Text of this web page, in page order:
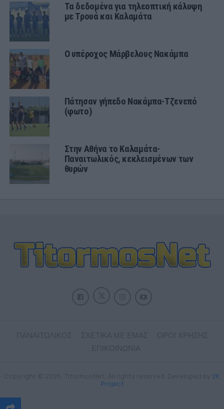
Τα δεδομένα για τηλεοπτική κάλυψη
με Τρουά και Καλαμάτα
Ο υπέροχος Μάρβελους Νακάμπα
Πάτησαν γήπεδο Νακάμπα-Τζενεπό
(φωτο)
Στην Αθήνα το Καλαμάτα-
Παναιτωλικός, κεκλεισμένων των
θυρών
2K
Project